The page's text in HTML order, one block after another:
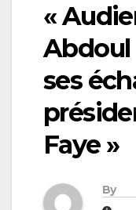
«
Abdoul
ses
Faye »
By